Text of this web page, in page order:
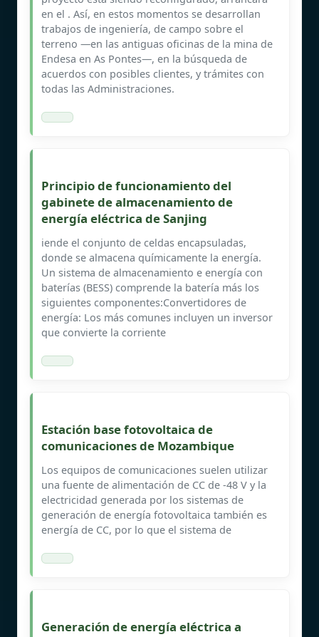
en el . Así, en estos momentos se desarrollan
trabajos de ingeniería, de campo sobre el
terreno —en las antiguas oficinas de la mina de
Endesa en As Pontes—, en la búsqueda de
acuerdos con posibles clientes, y trámites con
todas las Administraciones.
Principio de funcionamiento del
gabinete de almacenamiento de
energía eléctrica de Sanjing
iende el conjunto de celdas encapsuladas,
donde se almacena químicamente la energía.
Un sistema de almacenamiento e energía con
baterías (BESS) comprende la batería más los
siguientes componentes:Convertidores de
energía: Los más comunes incluyen un inversor
que convierte la corriente
Estación base fotovoltaica de
comunicaciones de Mozambique
Los equipos de comunicaciones suelen utilizar
una fuente de alimentación de CC de -48 V y la
electricidad generada por los sistemas de
generación de energía fotovoltaica también es
energía de CC, por lo que el sistema de
Generación de energía eléctrica a